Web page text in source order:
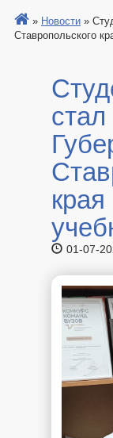
» Новости »
Ставропольского
01-07-